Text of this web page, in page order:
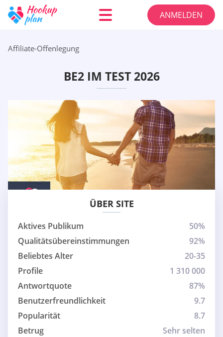
ANMELDEN
Affiliate-Offenlegung
BE2 IM TEST 2026
ÜBER SITE
Aktives Publikum
50%
Qualitätsübereinstimmungen
92%
Beliebtes Alter
20-35
Profile
1 310 000
Antwortquote
87%
Benutzerfreundlichkeit
9.7
Popularität
8.7
Betrug
Sehr selten